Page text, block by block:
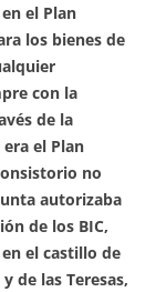
el Plan
los bienes de
con la
de la
el Plan
no
autorizaba
de los BIC,
el castillo de
de las Teresas,